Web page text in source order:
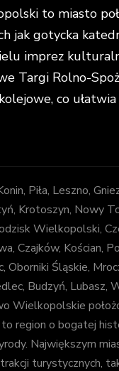
to miasto
jak gotycka
imprez
Targi Rolno-
co
Piła, Leszno,
Krotoszyn, Nowy
Wielkopolski,
Czajków, Kościan,
Oborniki Śląskie,
Budzyń, Lubasz,
Wielkopolskie
region o bogatej
Największym
turystycznych,